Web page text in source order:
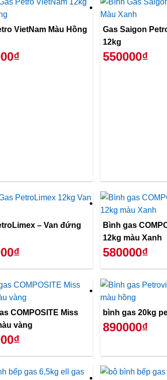
VietNam Màu Hồng
Gas Saigon Petro – Màu
12kg
550000₫
– Van đứng
Bình gas
12kg màu Xanh
580000₫
COMPOSITE Miss
vàng
bình gas 20kg
890000₫